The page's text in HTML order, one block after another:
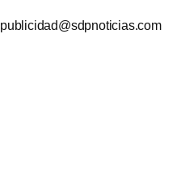
publicidad@sdpnoticias.com